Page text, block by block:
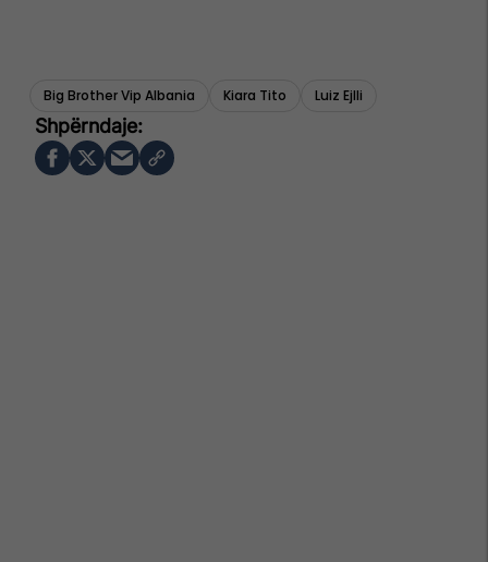
Big Brother Vip Albania Kiara Tito Luiz Ejlli